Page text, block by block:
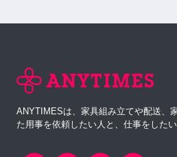
ANYTIMESは、家具組み立てや配送、
た用事を依頼したい人と、仕事をした